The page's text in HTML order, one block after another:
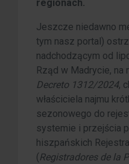
regionach.
Jeszcze niedawno
tym nasz portal)
nadchodzącym od
Rząd w Madrycie, na
Decreto 1312/2024,
właściciela najmu
sezonowego do
systemie i przejścia
hiszpańskich
(Registradores de la